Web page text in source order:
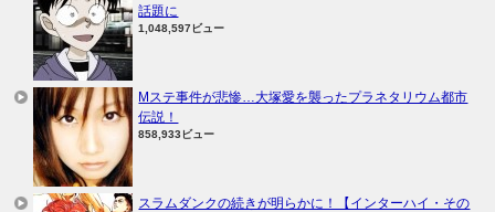
話題に
1,048,597ビュー
Mステ事件が悲惨…大塚愛を襲ったプラネタリウム都市
伝説！
858,933ビュー
スラムダンクの続きが明らかに！【インターハイ・その